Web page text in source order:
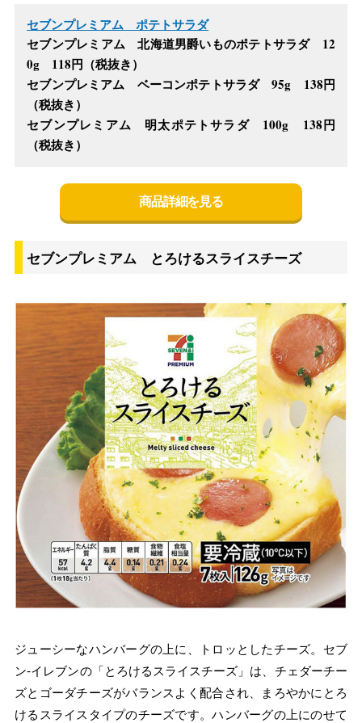
セブンプレミアム ポテトサラダ
セブンプレミアム 北海道男爵いものポテトサラダ 12
0g 118円（税抜き）
セブンプレミアム ベーコンポテトサラダ 95g 138円
（税抜き）
セブンプレミアム 明太ポテトサラダ 100g 138円
（税抜き）
商品詳細を見る
セブンプレミアム とろけるスライスチーズ
ジューシーなハンバーグの上に、トロッとしたチーズ。セブ
ン‐イレブンの「とろけるスライスチーズ」は、チェダーチー
ズとゴーダチーズがバランスよく配合され、まろやかにとろ
けるスライスタイプのチーズです。ハンバーグの上にのせて